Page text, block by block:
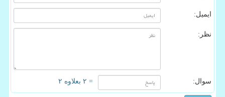
ایمیل:
نظر:
سوال: = ۲ بعلاوه ۲